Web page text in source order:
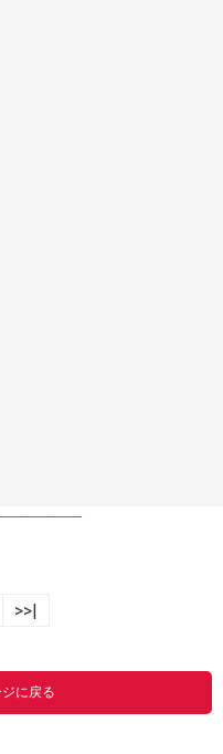
>>|
に戻る